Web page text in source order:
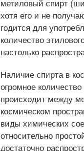
метиловый спирт
хотя его и не
годится для
количество
настолько
Наличие спирта в
огромное
происходит между
космическом
виды химических
относительно
достаточно